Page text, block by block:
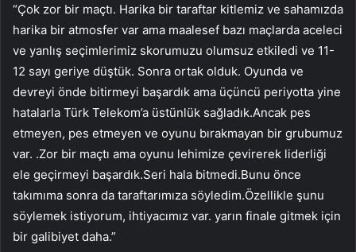
“Çok zor bir maçtı. Harika bir taraftar kitlemiz ve sahamızda
harika bir atmosfer var ama maalesef bazı maçlarda aceleci
ve yanlış seçimlerimiz skorumuzu olumsuz etkiledi ve 11-
12 sayı geriye düştük. Sonra ortak olduk. Oyunda ve
devreyi önde bitirmeyi başardık ama üçüncü periyotta yine
hatalarla Türk Telekom’a üstünlük sağladık.Ancak pes
etmeyen, pes etmeyen ve oyunu bırakmayan bir grubumuz
var. .Zor bir maçtı ama oyunu lehimize çevirerek liderliği
ele geçirmeyi başardık.Seri hala bitmedi.Bunu önce
takımıma sonra da taraftarımıza söyledim.Özellikle şunu
söylemek istiyorum, ihtiyacımız var. yarın finale gitmek için
bir galibiyet daha.”